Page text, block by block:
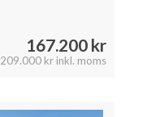
167.200 kr
209.000 kr inkl. moms